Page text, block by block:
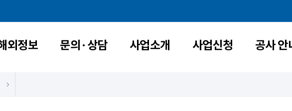
외정보 문의·상담 사업소개 사업신청 공사 안